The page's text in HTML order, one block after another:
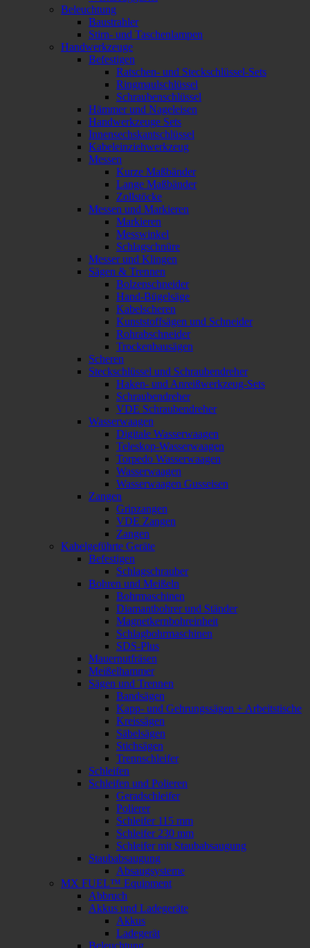
Beleuchtung
Baustrahler
Stirn- und Taschenlampen
Handwerkzeuge
Befestigen
Ratschen- und Steckschlüssel-Sets
Ringmaulschlüssel
Schraubenschlüssel
Hämmer und Nageleisen
Handwerkzeuge Sets
Innensechskantschlüssel
Kabeleinziehwerkzeug
Messen
Kurze Maßbänder
Lange Maßbänder
Zollstöcke
Messen und Markieren
Markieren
Messwinkel
Schlagschnüre
Messer und Klingen
Sägen & Trennen
Bolzenschneider
Hand-Bügelsäge
Kabelscheren
Kunststoffsägen und Schneider
Rohrabschneider
Trockenbausägen
Scheren
Steckschlüssel und Schraubendreher
Haken- und Anreißwerkzeug-Sets
Schraubendreher
VDE Schraubendreher
Wasserwaagen
Digitale Wasserwaagen
Teleskop-Wasserwaagen
Torpedo Wasserwaagen
Wasserwaagen
Wasserwaagen Gusseisen
Zangen
Gripzangen
VDE Zangen
Zangen
Kabelgeführte Geräte
Befestigen
Schlagschrauber
Bohren und Meißeln
Bohrmaschinen
Diamantbohrer und Ständer
Magnetkernbohreinheit
Schlagbohrmaschinen
SDS-Plus
Mauernutfräsen
Meißelhammer
Sägen und Trennen
Bandsägen
Kapp- und Gehrungssägen + Arbeitstische
Kreissägen
Säbelsägen
Stichsägen
Trennschleifer
Schleifen
Schleifen und Polieren
Geradschleifer
Polierer
Schleifer 115 mm
Schleifer 230 mm
Schleifer mit Staubabsaugung
Staubabsaugung
Absaugsysteme
MX FUEL™ Equipment
Abbruch
Akkus und Ladegeräte
Akkus
Ladegerät
Beleuchtung